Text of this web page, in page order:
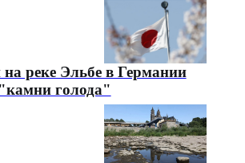
на реке Эльбе в Германии
голода"